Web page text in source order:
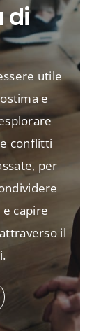
di
utile
e
conflitti
per
capire
il